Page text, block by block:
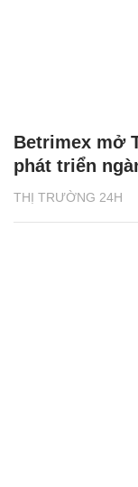
THỊ TRƯỜNG 24H
Betrimex mở
phát triển